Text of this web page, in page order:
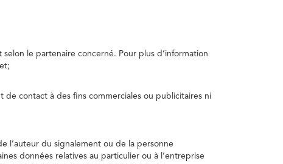
le partenaire concerné. Pour plus d’information
de contact à des fins commerciales ou publicitaires ni
l’auteur du signalement ou de la personne
données relatives au particulier ou à l’entreprise